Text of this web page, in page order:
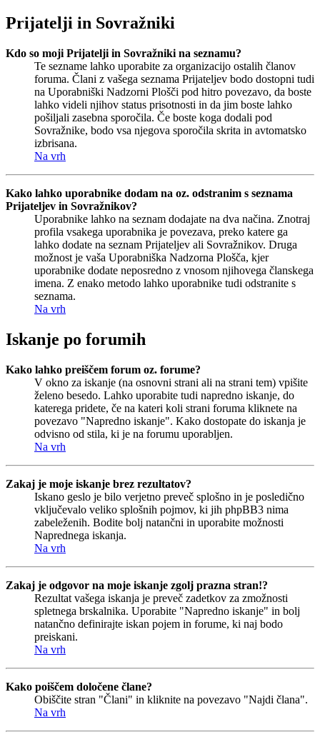
Prijatelji in Sovražniki
Kdo so moji Prijatelji in Sovražniki na seznamu?
Te sezname lahko uporabite za organizacijo ostalih članov
foruma. Člani z vašega seznama Prijateljev bodo dostopni tudi
na Uporabniški Nadzorni Plošči pod hitro povezavo, da boste
lahko videli njihov status prisotnosti in da jim boste lahko
pošiljali zasebna sporočila. Če boste koga dodali pod
Sovražnike, bodo vsa njegova sporočila skrita in avtomatsko
izbrisana.
Na vrh
Kako lahko uporabnike dodam na oz. odstranim s seznama
Prijateljev in Sovražnikov?
Uporabnike lahko na seznam dodajate na dva načina. Znotraj
profila vsakega uporabnika je povezava, preko katere ga
lahko dodate na seznam Prijateljev ali Sovražnikov. Druga
možnost je vaša Uporabniška Nadzorna Plošča, kjer
uporabnike dodate neposredno z vnosom njihovega članskega
imena. Z enako metodo lahko uporabnike tudi odstranite s
seznama.
Na vrh
Iskanje po forumih
Kako lahko preiščem forum oz. forume?
V okno za iskanje (na osnovni strani ali na strani tem) vpišite
želeno besedo. Lahko uporabite tudi napredno iskanje, do
katerega pridete, če na kateri koli strani foruma kliknete na
povezavo "Napredno iskanje". Kako dostopate do iskanja je
odvisno od stila, ki je na forumu uporabljen.
Na vrh
Zakaj je moje iskanje brez rezultatov?
Iskano geslo je bilo verjetno preveč splošno in je posledično
vključevalo veliko splošnih pojmov, ki jih phpBB3 nima
zabeleženih. Bodite bolj natančni in uporabite možnosti
Naprednega iskanja.
Na vrh
Zakaj je odgovor na moje iskanje zgolj prazna stran!?
Rezultat vašega iskanja je preveč zadetkov za zmožnosti
spletnega brskalnika. Uporabite "Napredno iskanje" in bolj
natančno definirajte iskan pojem in forume, ki naj bodo
preiskani.
Na vrh
Kako poiščem določene člane?
Obiščite stran "Člani" in kliknite na povezavo "Najdi člana".
Na vrh